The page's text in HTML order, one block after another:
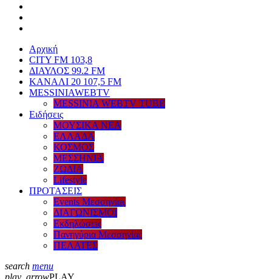
Αρχική
CITY FM 103,8
ΔΙΑΥΛΟΣ 99.2 FM
ΚΑΝΑΛΙ 20 107,5 FM
MESSINIAWEBTV
MESSINIA WEBTV TUBE
Eιδήσεις
ΜΟΥΣΙΚΑ ΝΕΑ
ΕΛΛΑΔΑ
ΚΟΣΜΟΣ
ΜΕΣΣΗΝΙΑ
ΖΩΔΙΑ
Lifestyle
ΠΡΟΤΑΣΕΙΣ
Events Μεσσηνίας
ΔΙΑΓΩΝΙΣΜΟΙ
Εκδηλώσεις
Πανηγύρια Μεσσηνίας
ΠΕΛΑΤΕΣ
search menu